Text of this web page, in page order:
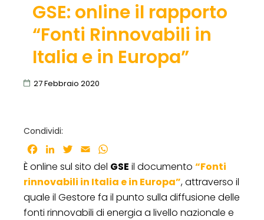
GSE: online il rapporto
“Fonti Rinnovabili in
Italia e in Europa”
27 Febbraio 2020
Condividi:
Facebook
LinkedInTwitter
Email
È online sul sito del GSE il documento “Fonti
rinnovabili in Italia e in Europa”, attraverso il
quale il Gestore fa il punto sulla diffusione delle
fonti rinnovabili di energia a livello nazionale e